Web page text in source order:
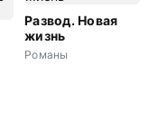
Развод. Новая
жизнь
Романы